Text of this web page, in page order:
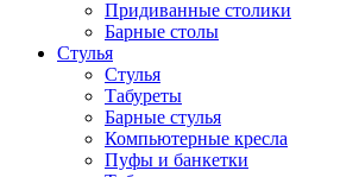
Придиванные столики
Барные столы
Стулья
Стулья
Табуреты
Барные стулья
Компьютерные кресла
Пуфы и банкетки